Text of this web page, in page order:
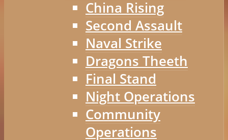
China Rising
Second Assault
Naval Strike
Dragons Theeth
Final Stand
Night Operations
Community
Operations